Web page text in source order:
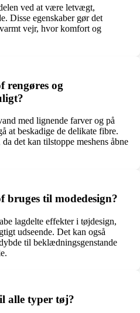
ved at være letvægt,
Disse egenskaber gør det
vejr, hvor komfort og
rengøres og
med lignende farver og på
at beskadige de delikate fibre.
det kan tilstoppe meshens åbne
bruges til modedesign?
lagdelte effekter i tøjdesign,
udseende. Det kan også
til beklædningsgenstande
alle typer tøj?